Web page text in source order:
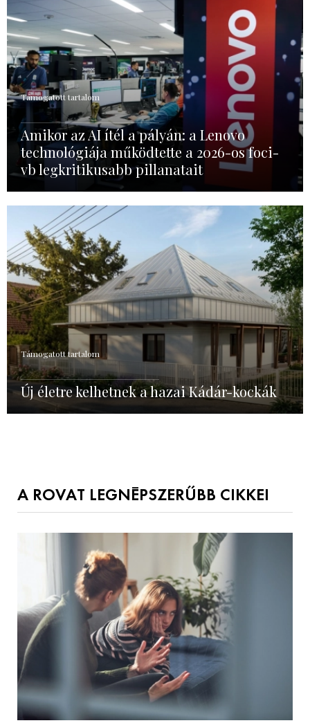
Támogatott tartalom
Amikor az AI ítél a pályán: a Lenovo
technológiája működtette a 2026-os foci-
vb legkritikusabb pillanatait
Támogatott tartalom
Új életre kelhetnek a hazai Kádár-kockák
A ROVAT LEGNÉPSZERŰBB CIKKEI